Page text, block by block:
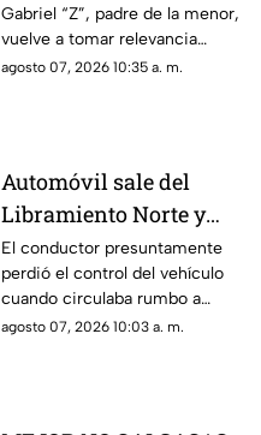
4buso a su integridad
íntima
Gabriel “Z”, padre de la menor,
vuelve a tomar relevancia
semanas después de la muerte
agosto 07, 2026 10:35 a. m.
Automóvil sale del
Libramiento Norte y
termina contra un
puesto de fresas
El conductor presuntamente
perdió el control del vehículo
cuando circulaba rumbo a
Salamanca y terminó dentro de
agosto 07, 2026 10:03 a. m.